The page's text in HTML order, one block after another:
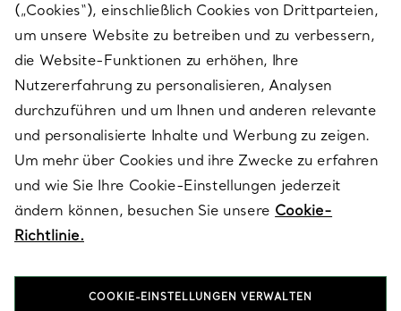
SERVICES
ÜBER TIFFANY & CO.
RECHTLICHE HINWEISE
FOLGEN SIE UNS
(„Cookies“), einschließlich Cookies von Drittparteien,
um unsere Website zu betreiben und zu verbessern,
die Website-Funktionen zu erhöhen, Ihre
Nutzererfahrung zu personalisieren, Analysen
durchzuführen und um Ihnen und anderen relevante
und personalisierte Inhalte und Werbung zu zeigen.
Um mehr über Cookies und ihre Zwecke zu erfahren
und wie Sie Ihre Cookie-Einstellungen jederzeit
ändern können, besuchen Sie unsere Cookie-
Richtlinie.
COOKIE-EINSTELLUNGEN VERWALTEN